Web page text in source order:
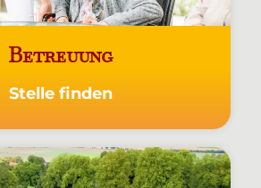
Betreuung
Stelle finden